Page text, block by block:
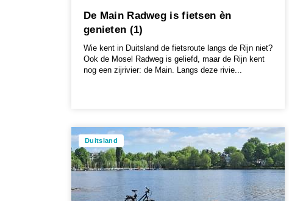
De Main Radweg is fietsen èn
genieten (1)
Wie kent in Duitsland de fietsroute langs de Rijn niet?
Ook de Mosel Radweg is geliefd, maar de Rijn kent
nog een zijrivier: de Main. Langs deze rivie...
Duitsland